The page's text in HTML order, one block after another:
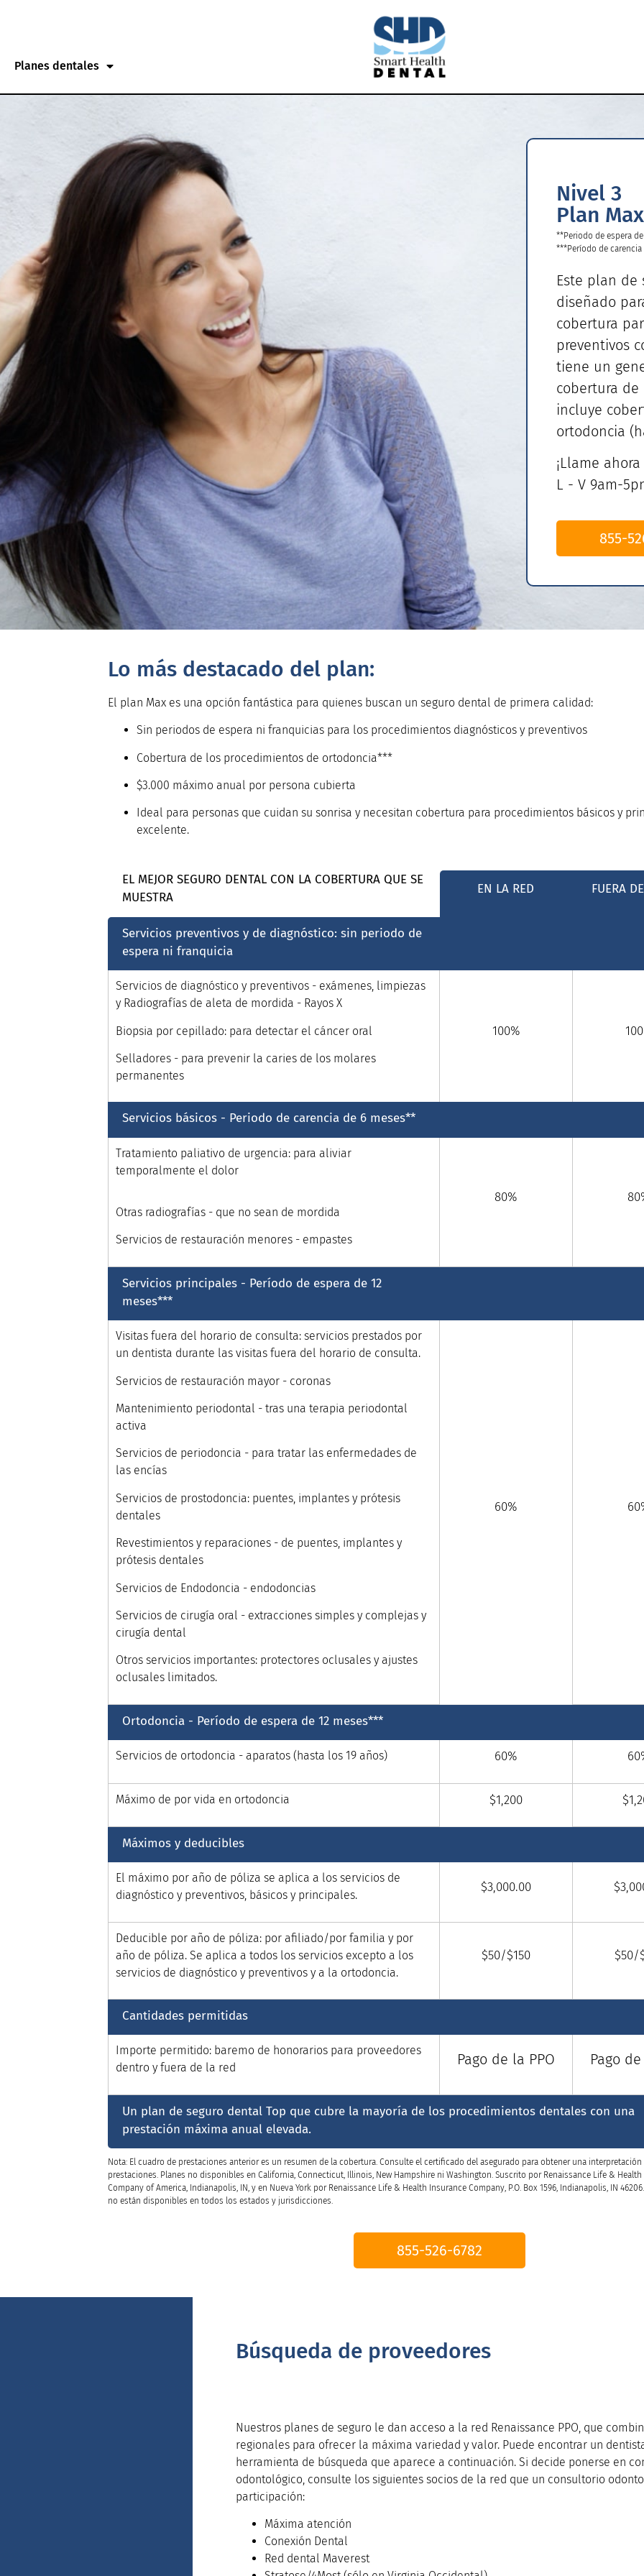
Planes dentales
Nivel 3
Plan Max
**Periodo de espera
***Período de carencia
Este plan de
diseñado
cobertura
preventivos
tiene un
cobertura de
incluye
ortodoncia
¡Llame
L - V 9am-
855-
Lo más destacado del plan:
El plan Max es una opción fantástica para quienes buscan un seguro dental de primera calidad:
Sin periodos de espera ni franquicias para los procedimientos diagnósticos y preventivos
Cobertura de los procedimientos de ortodoncia***
$3.000 máximo anual por persona cubierta
Ideal para personas que cuidan su sonrisa y necesitan cobertura para procedimientos básicos y
excelente.
EL MEJOR SEGURO DENTAL CON LA COBERTURA QUE SE
MUESTRA
EN LA RED FUERA
Servicios preventivos y de diagnóstico: sin periodo de
espera ni franquicia
Servicios de diagnóstico y preventivos - exámenes, limpiezas
y Radiografías de aleta de mordida - Rayos X
Biopsia por cepillado: para detectar el cáncer oral
Selladores - para prevenir la caries de los molares
permanentes
100%
Servicios básicos - Periodo de carencia de 6 meses**
Tratamiento paliativo de urgencia: para aliviar
temporalmente el dolor
Otras radiografías - que no sean de mordida
Servicios de restauración menores - empastes
80%
Servicios principales - Período de espera de 12
meses***
Visitas fuera del horario de consulta: servicios prestados por
un dentista durante las visitas fuera del horario de consulta.
Servicios de restauración mayor - coronas
Mantenimiento periodontal - tras una terapia periodontal
activa
Servicios de periodoncia - para tratar las enfermedades de
las encías
Servicios de prostodoncia: puentes, implantes y prótesis
dentales
Revestimientos y reparaciones - de puentes, implantes y
prótesis dentales
Servicios de Endodoncia - endodoncias
Servicios de cirugía oral - extracciones simples y complejas y
cirugía dental
Otros servicios importantes: protectores oclusales y ajustes
oclusales limitados.
60%
Ortodoncia - Período de espera de 12 meses***
Servicios de ortodoncia - aparatos (hasta los 19 años) 60%
Máximo de por vida en ortodoncia $1,200
Máximos y deducibles
El máximo por año de póliza se aplica a los servicios de
diagnóstico y preventivos, básicos y principales.
$3,000.00
Deducible por año de póliza: por afiliado/por familia y por
año de póliza. Se aplica a todos los servicios excepto a los
servicios de diagnóstico y preventivos y a la ortodoncia.
$50/$150 $50/
Cantidades permitidas
Importe permitido: baremo de honorarios para proveedores
dentro y fuera de la red
Pago de la PPO Pago
Un plan de seguro dental Top que cubre la mayoría de los procedimientos dentales con una
prestación máxima anual elevada.
Nota: El cuadro de prestaciones anterior es un resumen de la cobertura. Consulte el certificado del asegurado para obtener una interpretación
prestaciones. Planes no disponibles en California, Connecticut, Illinois, New Hampshire ni Washington. Suscrito por Renaissance Life &
Company of America, Indianapolis, IN, y en Nueva York por Renaissance Life & Health Insurance Company, P.O. Box 1596, Indianapolis, IN
no están disponibles en todos los estados y jurisdicciones.
855-526-6782
Búsqueda de proveedores
Nuestros planes de seguro le dan acceso a la red Renaissance PPO, que
regionales para ofrecer la máxima variedad y valor. Puede encontrar un
herramienta de búsqueda que aparece a continuación. Si decide ponerse en
odontológico, consulte los siguientes socios de la red que un consultorio
participación:
Máxima atención
Conexión Dental
Red dental Maverest